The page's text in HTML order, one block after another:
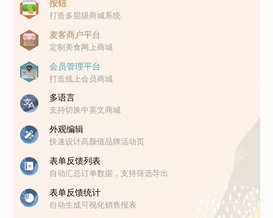
按钮
打造多层级商城系统
麦客商户平台
定制美食网上商城
会员管理平台
打造线上会员商城
多语言
支持切换中英文商城
外观编辑
快速设计高颜值品牌活动页
表单反馈列表
自动汇总订单数据，支持筛选导出
表单反馈统计
自动生成可视化销售报表